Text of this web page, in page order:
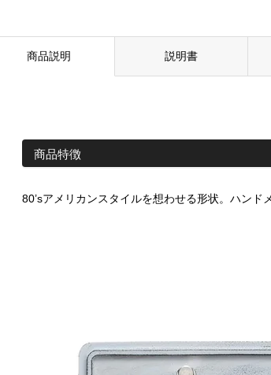
商品説明 説明書
商品特徴
80’sアメリカンスタイルを想わせる形状。ハンド